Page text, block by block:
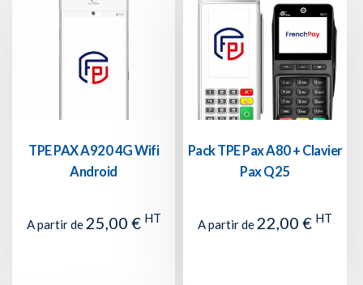
TPE PAX A920 4G Wifi
Android
A partir de 25,00 € HT
Pack TPE Pax A80 + Clavier
Pax Q25
A partir de 22,00 € HT